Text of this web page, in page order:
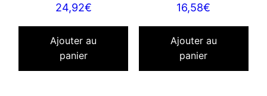
24,92€
Ajouter au
panier
16,58€
Ajouter au
panier